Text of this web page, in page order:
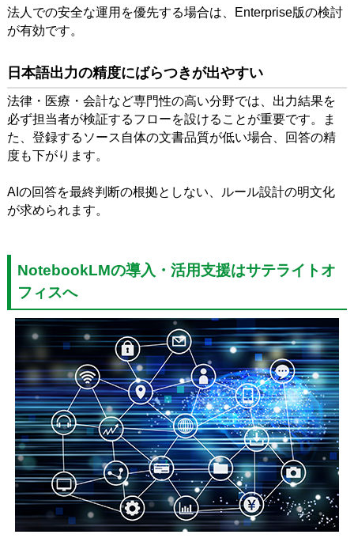
法人での安全な運用を優先する場合は、Enterprise版の検討
が有効です。
日本語出力の精度にばらつきが出やすい
法律・医療・会計など専門性の高い分野では、出力結果を
必ず担当者が検証するフローを設けることが重要です。ま
た、登録するソース自体の文書品質が低い場合、回答の精
度も下がります。
AIの回答を最終判断の根拠としない、ルール設計の明文化
が求められます。
NotebookLMの導入・活用支援はサテライトオ
フィスへ